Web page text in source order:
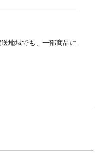
地域でも、一部商品に